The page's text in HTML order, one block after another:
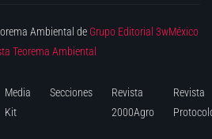
Ambiental de Grupo Editorial 3wMéxico
Teorema Ambiental
Media
Kit
Secciones
Revista
2000Agro
Revista